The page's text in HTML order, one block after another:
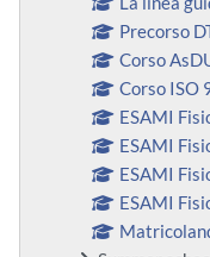
Precorso
Corso
Corso ISO
ESAMI
ESAMI
ESAMI
ESAMI